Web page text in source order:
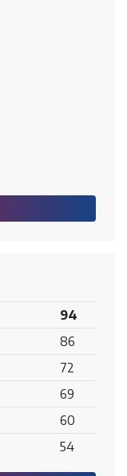
94
86
72
69
60
54